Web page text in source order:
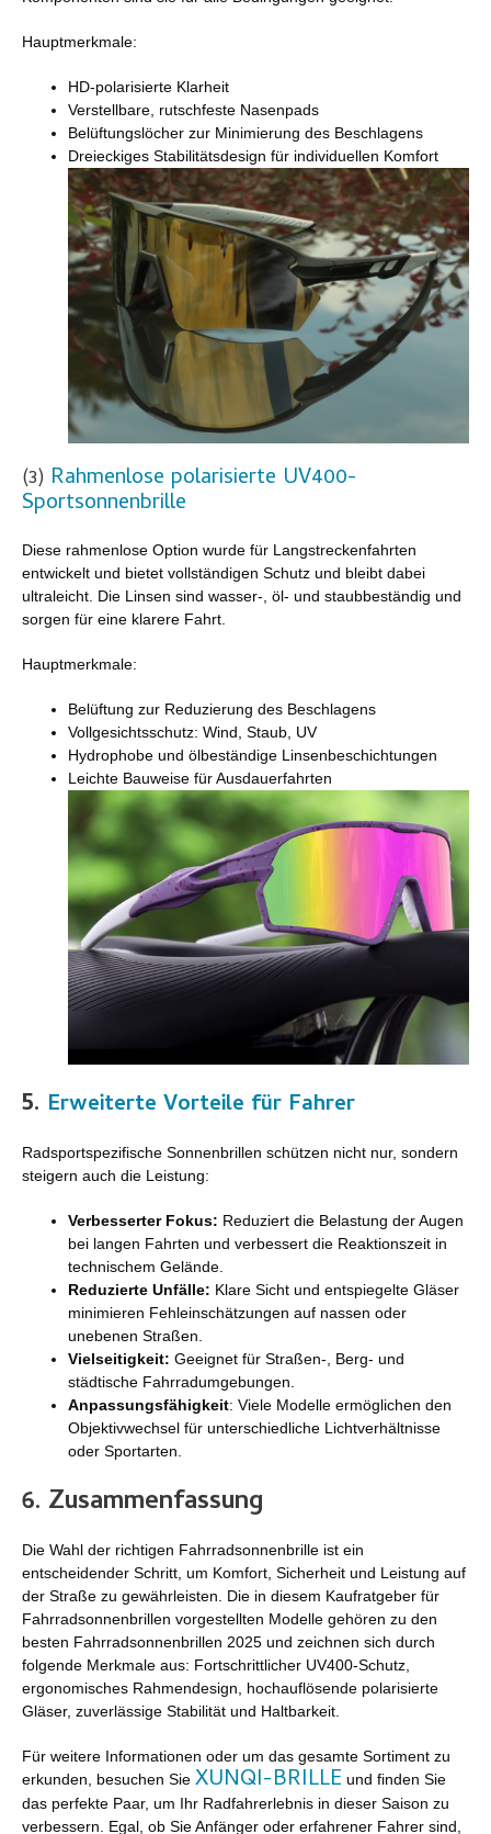
Hauptmerkmale:
HD-polarisierte Klarheit
Verstellbare, rutschfeste Nasenpads
Belüftungslöcher zur Minimierung des Beschlagens
Dreieckiges Stabilitätsdesign für individuellen Komfort
(3) Rahmenlose polarisierte UV400-
Sportsonnenbrille
Diese rahmenlose Option wurde für Langstreckenfahrten
entwickelt und bietet vollständigen Schutz und bleibt dabei
ultraleicht. Die Linsen sind wasser-, öl- und staubbeständig und
sorgen für eine klarere Fahrt.
Hauptmerkmale:
Belüftung zur Reduzierung des Beschlagens
Vollgesichtsschutz: Wind, Staub, UV
Hydrophobe und ölbeständige Linsenbeschichtungen
Leichte Bauweise für Ausdauerfahrten
5. Erweiterte Vorteile für Fahrer
Radsportspezifische Sonnenbrillen schützen nicht nur, sondern
steigern auch die Leistung:
Verbesserter Fokus: Reduziert die Belastung der Augen
bei langen Fahrten und verbessert die Reaktionszeit in
technischem Gelände.
Reduzierte Unfälle: Klare Sicht und entspiegelte Gläser
minimieren Fehleinschätzungen auf nassen oder
unebenen Straßen.
Vielseitigkeit: Geeignet für Straßen-, Berg- und
städtische Fahrradumgebungen.
Anpassungsfähigkeit: Viele Modelle ermöglichen den
Objektivwechsel für unterschiedliche Lichtverhältnisse
oder Sportarten.
6. Zusammenfassung
Die Wahl der richtigen Fahrradsonnenbrille ist ein
entscheidender Schritt, um Komfort, Sicherheit und Leistung auf
der Straße zu gewährleisten. Die in diesem Kaufratgeber für
Fahrradsonnenbrillen vorgestellten Modelle gehören zu den
besten Fahrradsonnenbrillen 2025 und zeichnen sich durch
folgende Merkmale aus: Fortschrittlicher UV400-Schutz,
ergonomisches Rahmendesign, hochauflösende polarisierte
Gläser, zuverlässige Stabilität und Haltbarkeit.
Für weitere Informationen oder um das gesamte Sortiment zu
erkunden, besuchen Sie XUNQI-BRILLE und finden Sie
das perfekte Paar, um Ihr Radfahrerlebnis in dieser Saison zu
verbessern. Egal, ob Sie Anfänger oder erfahrener Fahrer sind,